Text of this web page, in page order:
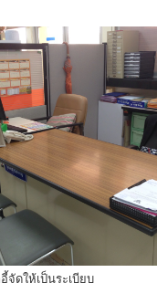
จัดให้เป็นระเบียบ